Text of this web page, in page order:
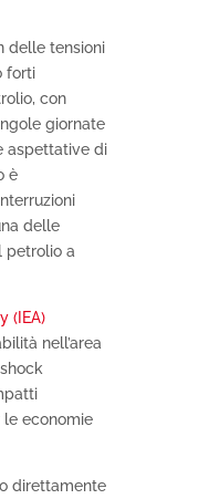
delle tensioni
forti
con
giornate
aspettative di
è
delle
petrolio a
(IEA)
nell’area
economie
direttamente